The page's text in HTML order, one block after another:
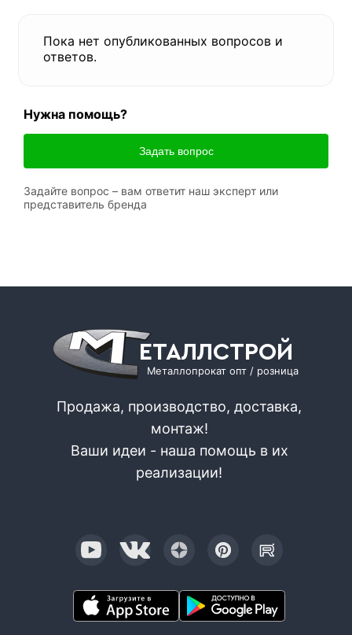
Пока нет опубликованных вопросов и
ответов.
Нужна помощь?
Задать вопрос
Задайте вопрос – вам ответит наш эксперт или
представитель бренда
ЕТАЛЛСТРОЙ
Металлопрокат опт / розница
Продажа, производство, доставка,
монтаж!
Ваши идеи - наша помощь в их
реализации!